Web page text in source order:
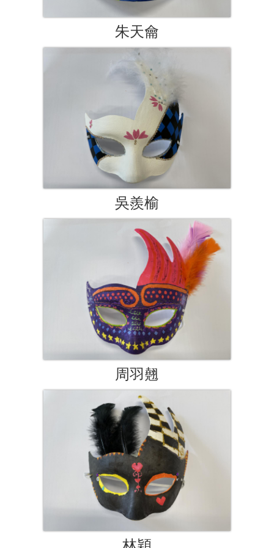
朱天龠
吳羨榆
周羽翹